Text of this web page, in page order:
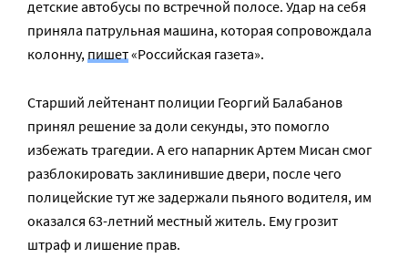
детские автобусы по встречной полосе. Удар на себя
приняла патрульная машина, которая сопровождала
колонну,пишет«Российская газета».
Старший лейтенант полиции Георгий Балабанов
принял решение за доли секунды, это помогло
избежать трагедии. А его напарник Артем Мисан смог
разблокировать заклинившие двери, после чего
полицейские тут же задержали пьяного водителя, им
оказался 63-летний местный житель. Ему грозит
штраф и лишение прав.